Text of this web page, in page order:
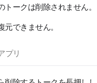
ークは削除されません。
できません。
プリ